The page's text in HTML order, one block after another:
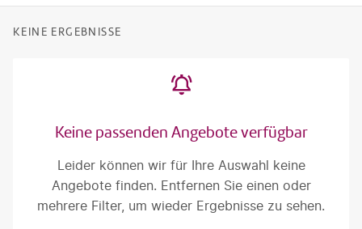
KEINE ERGEBNISSE
Keine passenden Angebote verfügbar
Leider können wir für Ihre Auswahl keine
Angebote finden. Entfernen Sie einen oder
mehrere Filter, um wieder Ergebnisse zu sehen.